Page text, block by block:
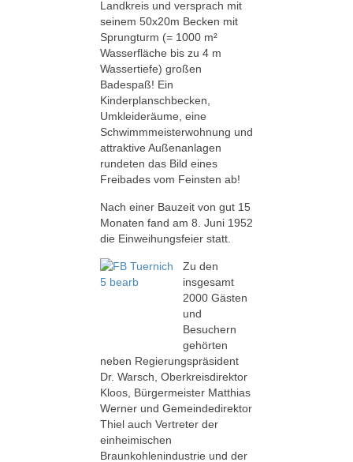
Landkreis und versprach mit
seinem 50x20m Becken mit
Sprungturm (= 1000 m²
Wasserfläche bis zu 4 m
Wassertiefe) großen
Badespaß! Ein
Kinderplanschbecken,
Umkleideräume, eine
Schwimmmeisterwohnung und
attraktive Außenanlagen
rundeten das Bild eines
Freibades vom Feinsten ab!
Nach einer Bauzeit von gut 15
Monaten fand am 8. Juni 1952
die Einweihungsfeier statt.
Zu den
insgesamt
2000 Gästen
und
Besuchern
gehörten
neben Regierungspräsident
Dr. Warsch, Oberkreisdirektor
Kloos, Bürgermeister Matthias
Werner und Gemeindedirektor
Thiel auch Vertreter der
einheimischen
Braunkohlenindustrie und der